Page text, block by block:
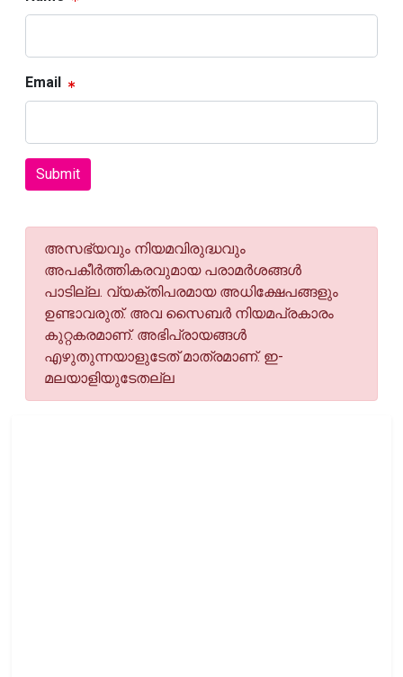
Email
Submit
അസഭ്യവും നിയമവിരുദ്ധവും
അപകീര്‍ത്തികരവുമായ പരാമര്‍ശങ്ങള്‍
പാടില്ല. വ്യക്തിപരമായ അധിക്ഷേപങ്ങളും
ഉണ്ടാവരുത്. അവ സൈബര്‍ നിയമപ്രകാരം
കുറ്റകരമാണ്. അഭിപ്രായങ്ങള്‍
എഴുതുന്നയാളുടേത് മാത്രമാണ്. ഇ-
മലയാളിയുടേതല്ല